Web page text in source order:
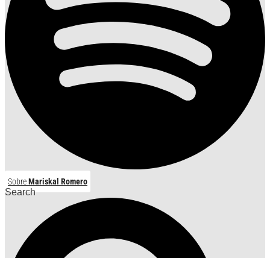
SobreMariskal Romero
Search